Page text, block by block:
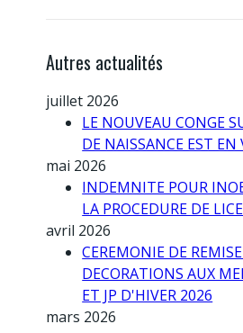
Autres actualités
juillet 2026
LE NOUVEAU CONGE
DE NAISSANCE EST EN
mai 2026
INDEMNITE POUR
LA PROCEDURE DE
avril 2026
CEREMONIE DE
DECORATIONS AUX
ET JP D'HIVER 2026
mars 2026